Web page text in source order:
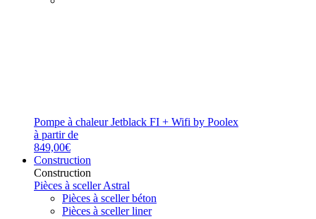
Pompe à chaleur Jetblack FI + Wifi by Poolex
à partir de
849,00€
Construction
Construction
Pièces à sceller Astral
Pièces à sceller béton
Pièces à sceller liner